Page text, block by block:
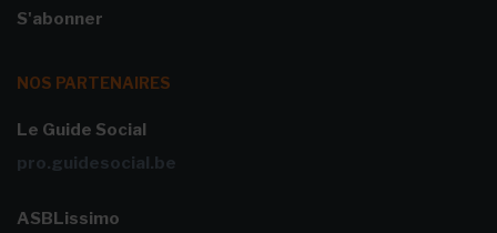
S'abonner
NOS PARTENAIRES
Le Guide Social
pro.guidesocial.be
ASBLissimo